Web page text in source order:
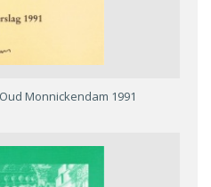
Monnickendam 1991